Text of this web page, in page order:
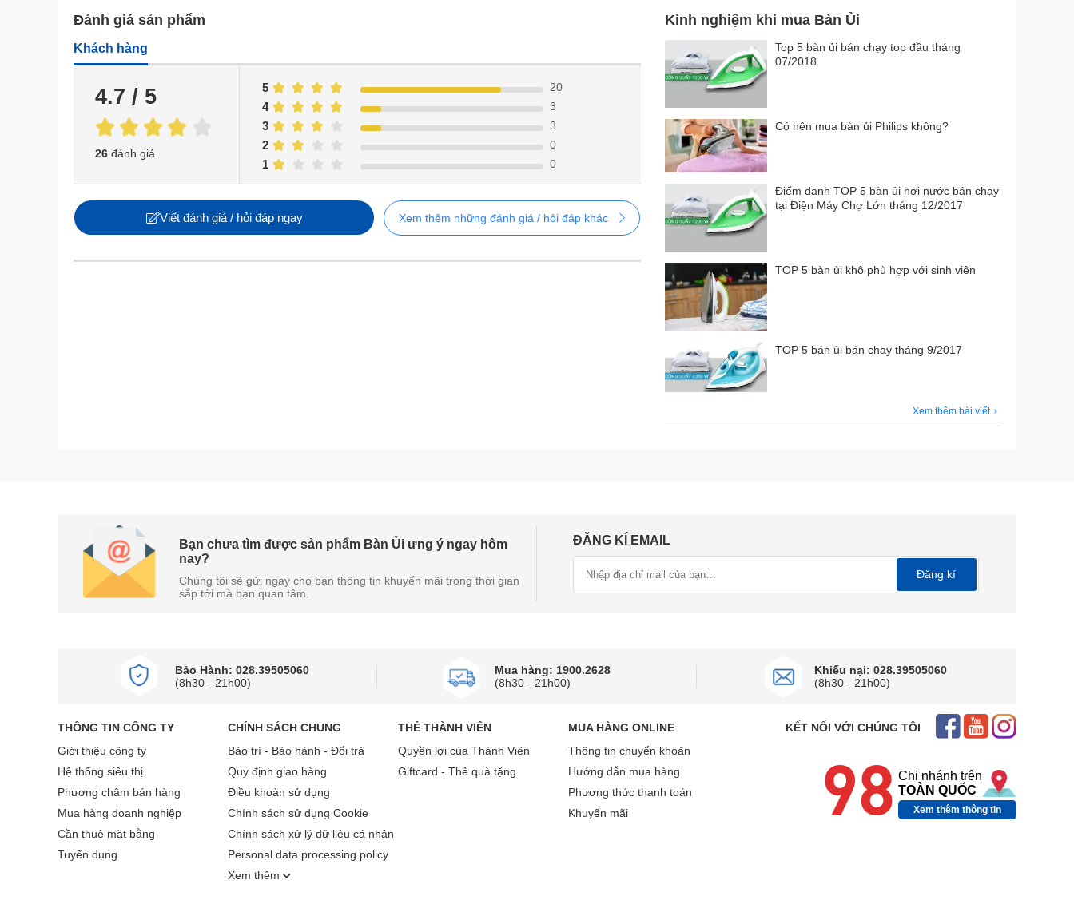
Bàn ủi Philips GC485/49 1800W kiểu đứng gọn gàng
Khoang chứa 1.4ml hạn chế thay nước thường xuyên
Đánh giá sản phẩm
Khách hàng
4.7 / 5
26 đánh giá
1 0
2 0
3 3
4 3
5 20
Viết đánh giá / hỏi đáp ngay Xem thêm những đánh giá / hỏi đáp khác
Kinh nghiệm khi mua Bàn Ủi
Top 5 bàn ủi bán chạy top đầu tháng
07/2018
Có nên mua bàn ủi Philips không?
Điểm danh TOP 5 bàn ủi hơi nước bán chạy
tại Điện Máy Chợ Lớn tháng 12/2017
TOP 5 bàn ủi khô phù hợp với sinh viên
TOP 5 bán ủi bán chạy tháng 9/2017
Xem thêm bài viết
Bạn chưa tìm được sản phẩm Bàn Ủi ưng ý ngay hôm
nay?
Chúng tôi sẽ gửi ngay cho bạn thông tin khuyến mãi trong thời gian
sắp tới mà bạn quan tâm.
ĐĂNG KÍ EMAIL
Đăng kí
Bảo Hành: 028.39505060
(8h30 - 21h00)
Mua hàng: 1900.2628
(8h30 - 21h00)
Khiếu nại: 028.39505060
(8h30 - 21h00)
THÔNG TIN CÔNG TY
Giới thiệu công ty
Hệ thống siêu thị
Phương châm bán hàng
Mua hàng doanh nghiệp
Cần thuê mặt bằng
Tuyển dụng
CHÍNH SÁCH CHUNG
Bảo trì - Bảo hành - Đổi trả
Quy định giao hàng
Điều khoản sử dụng
Chính sách sử dụng Cookie
Chính sách xử lý dữ liệu cá nhân
Personal data processing policy
Xem thêm
THẺ THÀNH VIÊN
Quyền lợi của Thành Viên
Giftcard - Thẻ quà tặng
MUA HÀNG ONLINE
Thông tin chuyển khoản
Hướng dẫn mua hàng
Phương thức thanh toán
Khuyến mãi
KẾT NỐI VỚI CHÚNG TÔI
98 Chi nhánh trên
TOÀN QUỐC
Xem thêm thông tin